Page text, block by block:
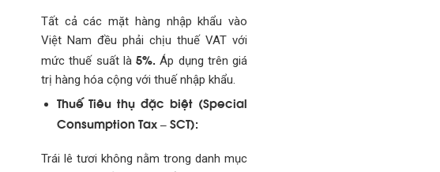
Tất cả các mặt hàng nhập khẩu vào
Việt Nam đều phải chịu thuế VAT với
mức thuế suất là 5%. Áp dụng trên giá
trị hàng hóa cộng với thuế nhập khẩu.
Thuế Tiêu thụ đặc biệt (Special
Consumption Tax – SCT):
Trái lê tươi không nằm trong danh mục